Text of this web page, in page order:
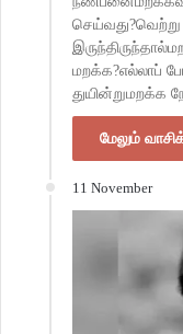
மறக்க?எல்லாப்
துயின்றுமறக்க
மேலும்
11 November